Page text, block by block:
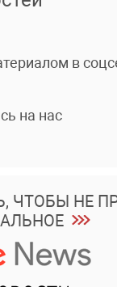
в
на нас
ЧТОБЫ НЕ